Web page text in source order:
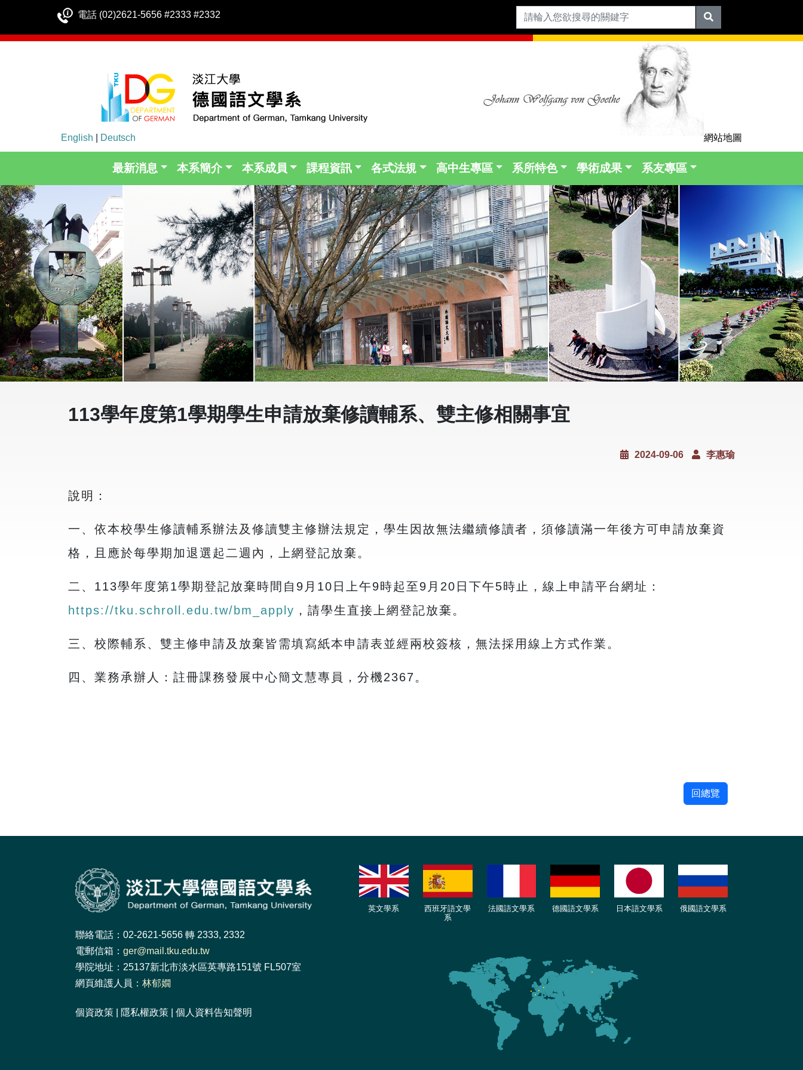
電話 (02)2621-5656 #2333 #2332
English Deutsch 網站地圖
最新消息 本系簡介 本系成員 課程資訊 各式法規 高中生專區 系所特色 學術成果 系友專區
113學年度第1學期學生申請放棄修讀輔系、雙主修相關事宜
2024-09-06 李惠瑜
說明：
一、依本校學生修讀輔系辦法及修讀雙主修辦法規定，學生因故無法繼續修讀者，須修讀滿一年後方可申請放棄資
格，且應於每學期加退選起二週內，上網登記放棄。
二、113學年度第1學期登記放棄時間自9月10日上午9時起至9月20日下午5時止，線上申請平台網址：
https://tku.schroll.edu.tw/bm_apply ，請學生直接上網登記放棄。
三、校際輔系、雙主修申請及放棄皆需填寫紙本申請表並經兩校簽核，無法採用線上方式作業。
四、業務承辦人：註冊課務發展中心簡文慧專員，分機2367。
回總覽
聯絡電話：02-2621-5656 轉 2333, 2332
電郵信箱： ger@mail.tku.edu.tw
學院地址：25137新北市淡水區英專路151號 FL507室
網頁維護人員： 林郁嫺
個資政策 隱私權政策 個人資料告知聲明
英文學系
西班牙語文學
系
法國語文學系 德國語文學系 日本語文學系 俄國語文學系